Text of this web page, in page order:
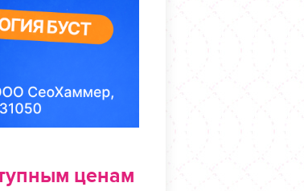
ценам